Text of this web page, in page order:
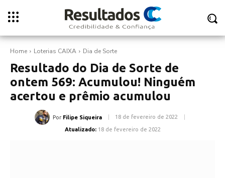
Home Loterias CAIXA Dia de Sorte
Resultado do Dia de Sorte de
ontem 569: Acumulou! Ninguém
acertou e prêmio acumulou
Por Filipe Siqueira 18 de fevereiro de 2022
Atualizado: 18 de fevereiro de 2022